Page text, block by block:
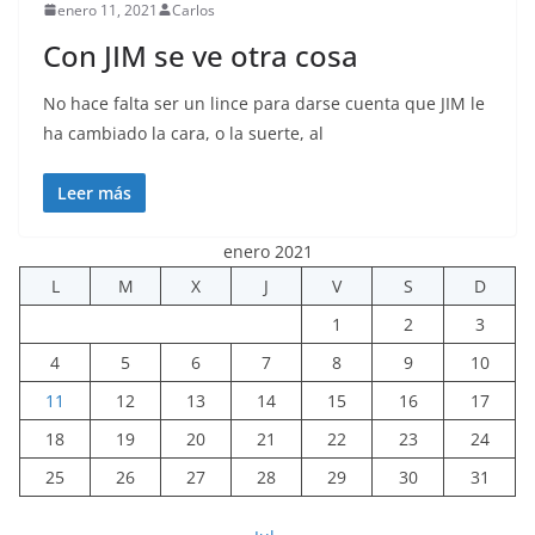
enero 11, 2021 Carlos
Con JIM se ve otra cosa
No hace falta ser un lince para darse cuenta que JIM le
ha cambiado la cara, o la suerte, al
Leer más
enero 2021
L
M X J V S
D
1
2
3
4
5 6 7 8 9
10
11
12 13 14 15 16
17
18
19 20 21 22 23
24
25
26 27 28 29 30 31